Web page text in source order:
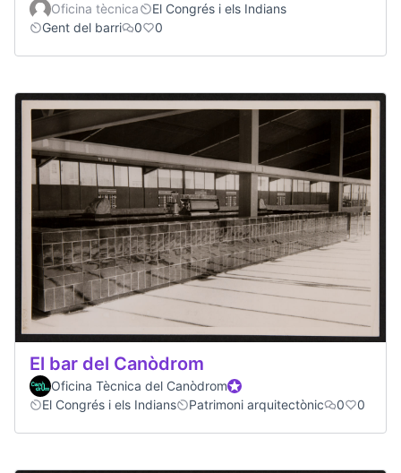
Oficina tècnica
El Congrés i els Indians
Gent del barri
0 0
El bar del Canòdrom
Oficina Tècnica del CanòdromParticipant oficial
El Congrés i els Indians
Patrimoni arquitectònic 0 0